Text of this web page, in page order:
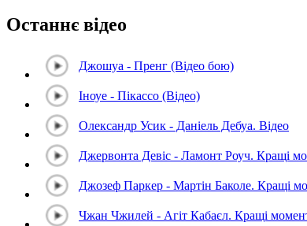
Останнє відео
Джошуа - Пренг (Відео бою)
Іноуе - Пікассо (Відео)
Олександр Усик - Даніель Дебуа. Відео
Джервонта Девіс - Ламонт Роуч. Кращі
Джозеф Паркер - Мартін Баколе. Кращі
Чжан Чжилей - Агіт Кабаєл. Кращі